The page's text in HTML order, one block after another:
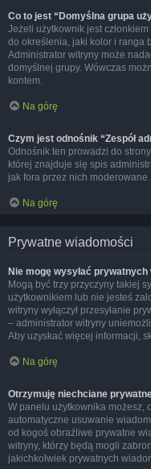
Co to jest “Domyślna grupa
Jeżeli użytkownik jest
do określenia, jaki kolor i ranga
Administrator witryny może
domyślnej grupy. Wówczas
kontem.
Na górę
Czym jest odnośnik “Zespół
Odnośnik ten prowadzi do
której znajduje się spis
jak fora przez nich moderowane.
Na górę
Prywatne wiadomości
Nie mogę wysyłać
Mogą być trzy przyczyny takiej
użytkownikiem lub nie jesteś
witryny wyłączył przesyłanie
– administrator witryny
Aby uzyskać więcej informacji,
Na górę
Otrzymuję niechciane
W panelu użytkownika możesz,
automatyczne usuwanie
od kogoś obraźliwe prywatne
witryny, którzy będą mogli
jakichkolwiek prywatnych